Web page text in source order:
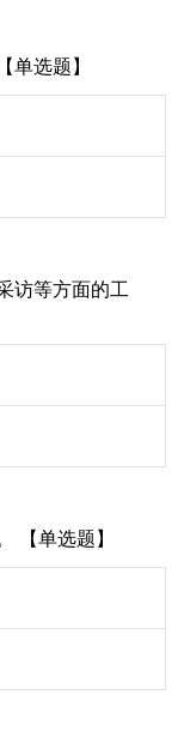
选题】
访等方面的工
【单选题】